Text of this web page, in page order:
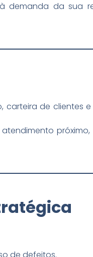
demanda da sua
de clientes e